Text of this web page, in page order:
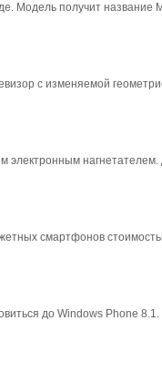
Модель получит название
с изменяемой
электронным нагнетателем.
смартфонов
до Windows Phone